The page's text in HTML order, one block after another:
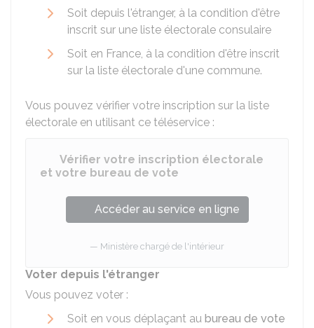
Soit depuis l'étranger, à la condition d'être
inscrit sur une liste électorale consulaire
Soit en France, à la condition d'être inscrit
sur la liste électorale d'une commune.
Vous pouvez vérifier votre inscription sur la liste
électorale en utilisant ce téléservice :
Vérifier votre inscription électorale
et votre bureau de vote
Accéder au service en ligne
Ministère chargé de l'intérieur
Voter depuis l'étranger
Vous pouvez voter :
Soit en vous déplaçant au bureau de vote